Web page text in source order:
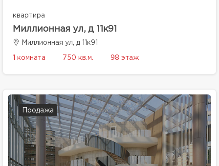
квартира
Миллионная ул, д 11к91
Миллионная ул, д 11к91
1 комната 750 кв.м. 98 этаж
Продажа